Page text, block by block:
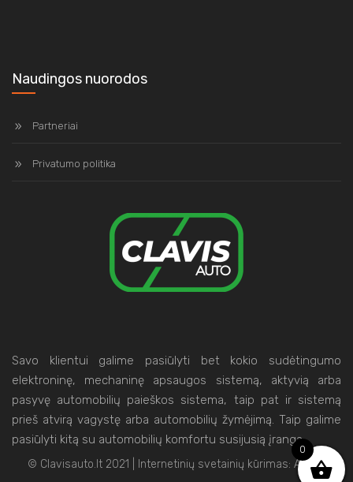
Naudingos nuorodos
Partneriai
Privatumo politika
Savo klientui galime pasiūlyti bet kokio sudėtingumo
elektroninę, mechaninę apsaugos sistemą, aktyvią arba
pasyvę automobilių paieškos sistema, taip pat ir sistemą
prieš atvirą vagystę arba automobilių žymėjimą. Taip galime
pasiūlyti kitą su automobilių komfortu susijusią įrangą.
© Clavisauto.lt 2021 | Internetinių svetainių kūrimas: Artix.lt
0